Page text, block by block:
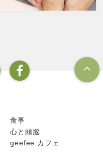
食事
心と頭脳
geefee カフェ